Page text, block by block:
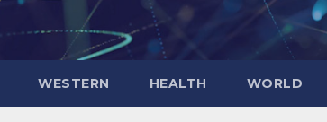
WESTERN HEALTH WORLD